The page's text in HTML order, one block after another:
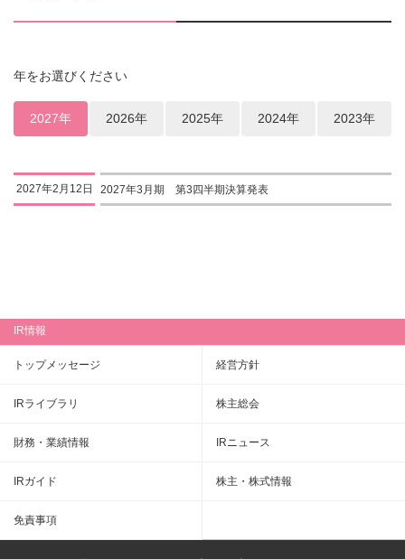
年をお選びください
2027年 2026年 2025年 2024年 2023年
2027年2月12日 2027年3月期 第3四半期決算発表
IR情報
トップメッセージ 経営方針
IRライブラリ 株主総会
財務・業績情報 IRニュース
IRガイド 株主・株式情報
免責事項